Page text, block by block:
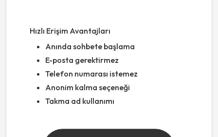
Hızlı Erişim Avantajları
Anında sohbete başlama
E-posta gerektirmez
Telefon numarası istemez
Anonim kalma seçeneği
Takma ad kullanımı